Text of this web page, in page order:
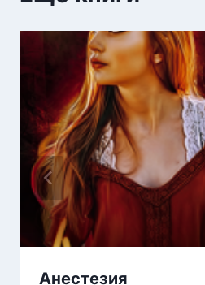
Анестезия